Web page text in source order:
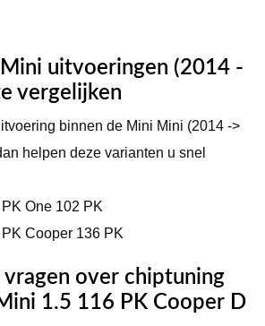
uitvoeringen (2014 -
vergelijken
binnen de Mini Mini (2014 ->
helpen deze varianten u snel
One 102 PK
Cooper 136 PK
vragen over chiptuning
1.5 116 PK Cooper D